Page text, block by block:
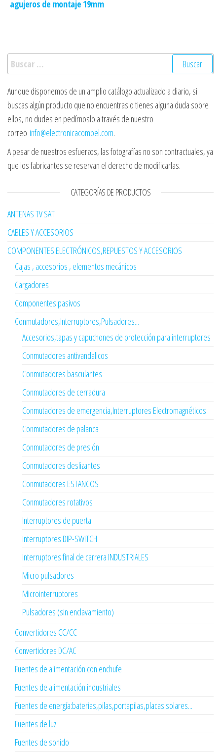
agujeros de montaje 19mm
Buscar:
Aunque disponemos de un amplio catálogo actualizado a diario, si
buscas algún producto que no encuentras o tienes alguna duda sobre
ellos, no dudes en pedírnoslo a través de nuestro
correo info@electronicacompel.com.
A pesar de nuestros esfuerzos, las fotografías no son contractuales, ya
que los fabricantes se reservan el derecho de modificarlas.
CATEGORÍAS DE PRODUCTOS
ANTENAS TV SAT
CABLES Y ACCESORIOS
COMPONENTES ELECTRÓNICOS,REPUESTOS Y ACCESORIOS
Cajas , accesorios , elementos mecánicos
Cargadores
Componentes pasivos
Conmutadores,Interruptores,Pulsadores...
Accesorios,tapas y capuchones de protección para interruptores
Conmutadores antivandalicos
Conmutadores basculantes
Conmutadores de cerradura
Conmutadores de emergencia,Interruptores Electromagnéticos
Conmutadores de palanca
Conmutadores de presión
Conmutadores deslizantes
Conmutadores ESTANCOS
Conmutadores rotativos
Interruptores de puerta
Interruptores DIP-SWITCH
Interruptores final de carrera INDUSTRIALES
Micro pulsadores
Microinterruptores
Pulsadores (sin enclavamiento)
Convertidores CC/CC
Convertidores DC/AC
Fuentes de alimentación con enchufe
Fuentes de alimentación industriales
Fuentes de energía:baterias,pilas,portapilas,placas solares...
Fuentes de luz
Fuentes de sonido